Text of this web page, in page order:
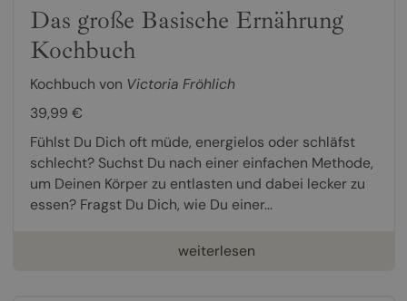
Das große Basische Ernährung
Kochbuch
Kochbuch von Victoria Fröhlich
39,99 €
Fühlst Du Dich oft müde, energielos oder schläfst
schlecht? Suchst Du nach einer einfachen Methode,
um Deinen Körper zu entlasten und dabei lecker zu
essen? Fragst Du Dich, wie Du einer...
weiterlesen